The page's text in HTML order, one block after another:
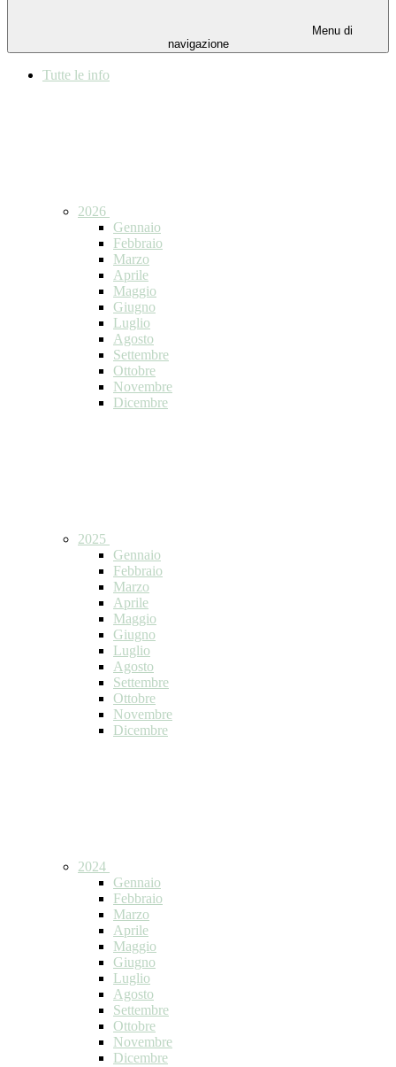
Menu di
navigazione
Tutte le info
2026
Gennaio
Febbraio
Marzo
Aprile
Maggio
Giugno
Luglio
Agosto
Settembre
Ottobre
Novembre
Dicembre
2025
Gennaio
Febbraio
Marzo
Aprile
Maggio
Giugno
Luglio
Agosto
Settembre
Ottobre
Novembre
Dicembre
2024
Gennaio
Febbraio
Marzo
Aprile
Maggio
Giugno
Luglio
Agosto
Settembre
Ottobre
Novembre
Dicembre